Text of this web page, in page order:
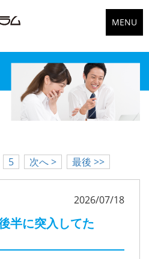
MENU
5 次へ > 最後 >>
2026/07/18
半に突入してた